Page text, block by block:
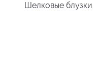
Шелковые блузки